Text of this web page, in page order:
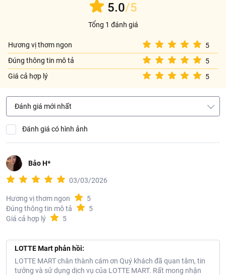
Đơn giá sản phẩm chưa gồm phí giao hàng tùy theo khu vực và
đơn hàng của Quý khách, vui lòng xem chính sách tại:
https://www.lottemart.vn/vi-nsg/faq/39
Tên công ty: CONG TY TNHH NABATI VIET NAM
Địa chỉ: TANG 2, PHUONG LONG 2, SO 16 NGUYEN
TRUONG TO, P.XOM CHIEU, TPHCM, VIET NAM
5.0/5
Tổng 1 đánh giá
Hương vị thơm ngon
5
Đúng thông tin mô tả
5
Giá cả hợp lý
5
Đánh giá mới nhất
Đánh giá có hình ảnh
Bảo H*
03/03/2026
Hương vị thơm ngon
5
Đúng thông tin mô tả
5
Giá cả hợp lý
5
LOTTE Mart phản hồi:
LOTTE MART chân thành cám ơn Quý khách đã quan tâm, tin
tưởng và sử dụng dịch vụ của LOTTE MART. Rất mong nhận